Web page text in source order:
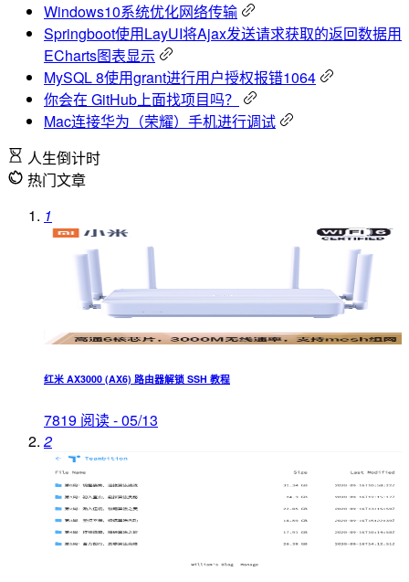
Windows10系统优化网络传输
Springboot使用LayUI将Ajax发送请求获取的返回数据用
ECharts图表显示
MySQL 8使用grant进行用户授权报错1064
你会在 GitHub上面找项目吗？
Mac连接华为（荣耀）手机进行调试
人生倒计时
热门文章
1
红米 AX3000 (AX6) 路由器解锁 SSH 教程
7819 阅读 - 05/13
2